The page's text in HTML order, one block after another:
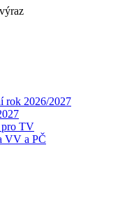
rok 2026/2027
pro TV
VV a PČ